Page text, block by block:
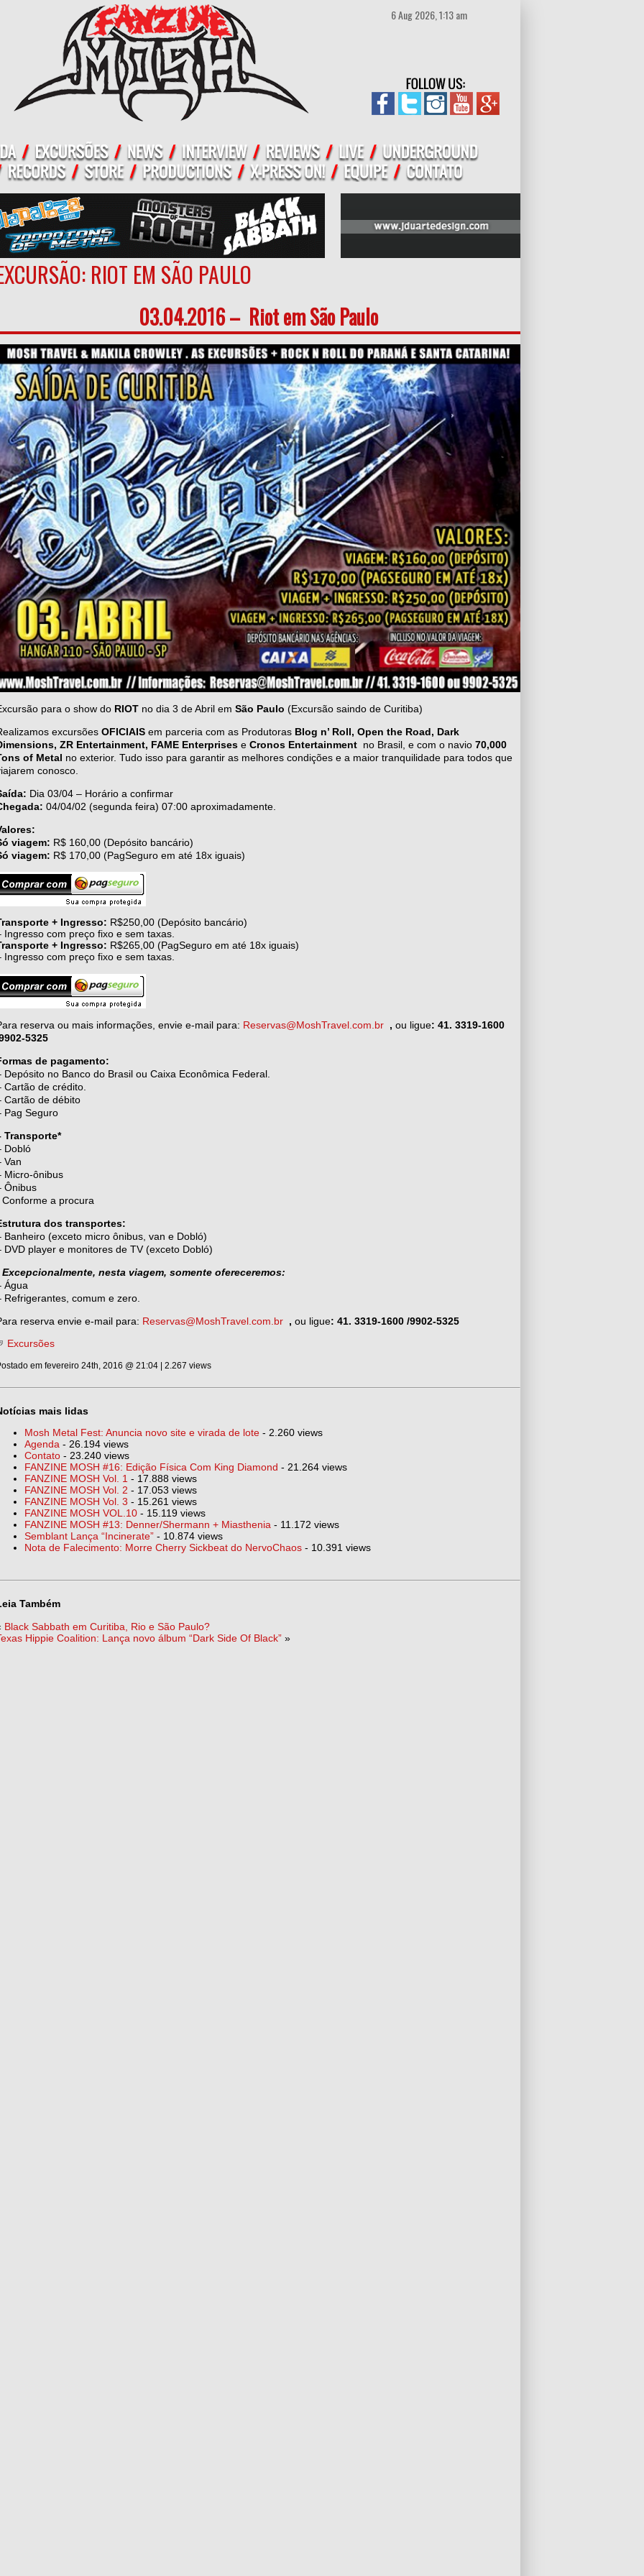
6 Aug 2026, 1:13 am
RIOT EM SÃO PAULO
03.04.2016 – Riot em São Paulo
para o show do RIOT no dia 3 de Abril em São Paulo (Excursão saindo de Curitiba)
excursões OFICIAIS em parceria com as Produtoras Blog n’ Roll, Open the Road, Dark
ZR Entertainment, FAME Enterprises e Cronos Entertainment no Brasil, e com o navio 70,000
of Metal no exterior. Tudo isso para garantir as melhores condições e a maior tranquilidade para todos que
conosco.
Dia 03/04 – Horário a confirmar
04/04/02 (segunda feira) 07:00 aproximadamente.
viagem: R$ 160,00 (Depósito bancário)
viagem: R$ 170,00 (PagSeguro em até 18x iguais)
+ Ingresso: R$250,00 (Depósito bancário)
Ingresso com preço fixo e sem taxas.
+ Ingresso: R$265,00 (PagSeguro em até 18x iguais)
Ingresso com preço fixo e sem taxas.
reserva ou mais informações, envie e-mail para: Reservas@MoshTravel.com.br , ou ligue: 41. 3319-1600
5325
de pagamento:
Depósito no Banco do Brasil ou Caixa Econômica Federal.
Cartão de crédito.
Cartão de débito
Pag Seguro
Transporte*
Dobló
Van
Micro-ônibus
Ônibus
Conforme a procura
dos transportes:
Banheiro (exceto micro ônibus, van e Dobló)
DVD player e monitores de TV (exceto Dobló)
Excepcionalmente, nesta viagem, somente ofereceremos:
Água
Refrigerantes, comum e zero.
reserva envie e-mail para: Reservas@MoshTravel.com.br , ou ligue: 41. 3319-1600 /9902-5325
Excursões
em fevereiro 24th, 2016 @ 21:04 | 2.267 views
mais lidas
Mosh Metal Fest: Anuncia novo site e virada de lote - 2.260 views
Agenda - 26.194 views
Contato - 23.240 views
FANZINE MOSH #16: Edição Física Com King Diamond - 21.264 views
FANZINE MOSH Vol. 1 - 17.888 views
FANZINE MOSH Vol. 2 - 17.053 views
FANZINE MOSH Vol. 3 - 15.261 views
FANZINE MOSH VOL.10 - 15.119 views
FANZINE MOSH #13: Denner/Shermann + Miasthenia - 11.172 views
Semblant Lança “Incinerate” - 10.874 views
Nota de Falecimento: Morre Cherry Sickbeat do NervoChaos - 10.391 views
Também
Black Sabbath em Curitiba, Rio e São Paulo?
Hippie Coalition: Lança novo álbum “Dark Side Of Black” »